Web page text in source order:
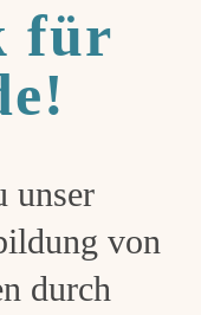
für
unser
von
durch